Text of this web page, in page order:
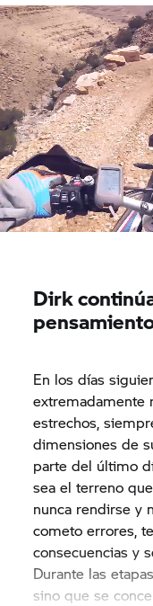
pruebas
cosecha los
Cuando está
Enduro Pro. "La
fácil de manejar
sensación de que
limpiamente y de
conductor lo
Dirk
En los días
extremadamente
estrechos,
dimensiones de
parte del último
sea el terreno
nunca rendirse y
cometo errores,
consecuencias y
Durante las
sino que se